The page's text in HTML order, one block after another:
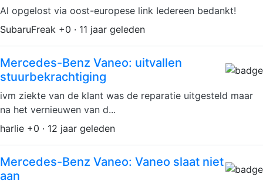
Al opgelost via oost-europese link Iedereen bedankt!
SubaruFreak +0 · 11 jaar geleden
Mercedes-Benz Vaneo: uitvallen
stuurbekrachtiging
ivm ziekte van de klant was de reparatie uitgesteld maar
na het vernieuwen van d...
harlie +0 · 12 jaar geleden
Mercedes-Benz Vaneo: Vaneo slaat niet
aan